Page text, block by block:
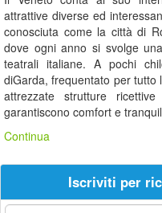
attrattive diverse ed
conosciuta come la città di
dove ogni anno si svolge
teatrali italiane. A pochi
diGarda, frequentato per
attrezzate strutture
garantiscono comfort e
Continua
Iscriviti per